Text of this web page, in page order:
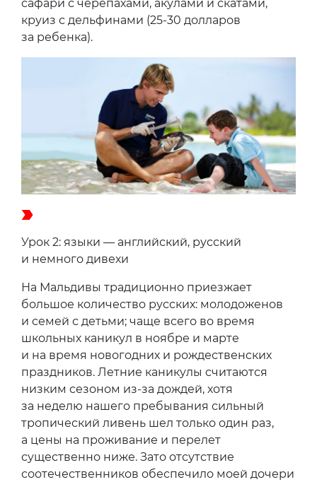
сафари с черепахами, акулами и скатами,
круиз с дельфинами (25-30 долларов
за ребенка).
Урок 2: языки — английский, русский
и немного дивехи
На Мальдивы традиционно приезжает
большое количество русских: молодоженов
и семей с детьми; чаще всего во время
школьных каникул в ноябре и марте
и на время новогодних и рождественских
праздников. Летние каникулы считаются
низким сезоном из-за дождей, хотя
за неделю нашего пребывания сильный
тропический ливень шел только один раз,
а цены на проживание и перелет
существенно ниже. Зато отсутствие
соотечественников обеспечило моей дочери